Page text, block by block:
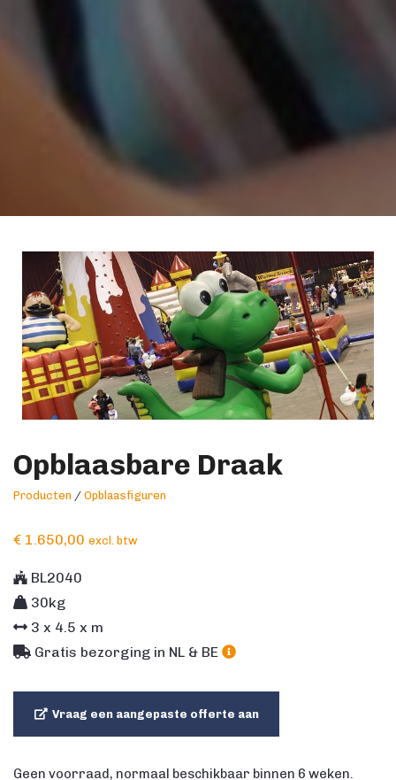
Opblaasbare Draak
Producten / Opblaasfiguren
€ 1.650,00 excl. btw
BL2040
30kg
3 x 4.5 x m
Gratis bezorging in NL & BE
Vraag een aangepaste offerte aan
Geen voorraad, normaal beschikbaar binnen 6 weken.